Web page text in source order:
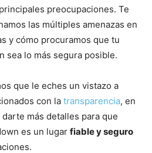
preocupaciones. Te
las múltiples amenazas en
y cómo procuramos que tu
sea lo más segura posible.
que le eches un vistazo a
con la transparencia, en
más detalles para que
es un lugar fiable y seguro